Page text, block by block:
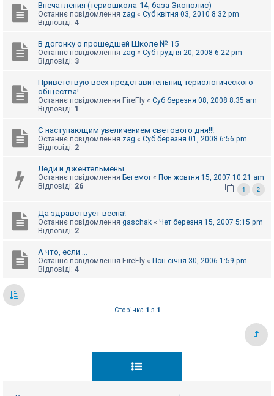
Впечатления (териошкола-14, база Экополис)
Останнє повідомлення zag « Суб квітня 03, 2010 8:32 pm
Відповіді: 4
В догонку о прошедшей Школе № 15
Останнє повідомлення zag « Суб грудня 20, 2008 6:22 pm
Відповіді: 3
Приветствую всех представительниц териологического
общества!
Останнє повідомлення FireFly « Суб березня 08, 2008 8:35 am
Відповіді: 1
С наступающим увеличением светового дня!!!
Останнє повідомлення zag « Суб березня 01, 2008 6:56 pm
Відповіді: 2
Леди и джентельмены
Останнє повідомлення Бегемот « Пон жовтня 15, 2007 10:21 am
Відповіді: 26 1 2
Да здравствует весна!
Останнє повідомлення gaschak « Чет березня 15, 2007 5:15 pm
Відповіді: 2
А что, если ...
Останнє повідомлення FireFly « Пон січня 30, 2006 1:59 pm
Відповіді: 4
Сторінка 1 з 1